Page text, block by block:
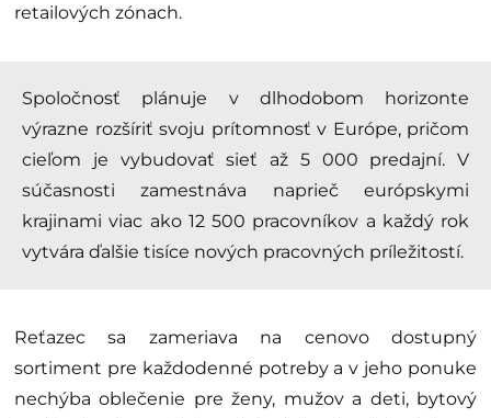
retailových zónach.
Spoločnosť plánuje v dlhodobom horizonte
výrazne rozšíriť svoju prítomnosť v Európe, pričom
cieľom je vybudovať sieť až 5 000 predajní. V
súčasnosti zamestnáva naprieč európskymi
krajinami viac ako 12 500 pracovníkov a každý rok
vytvára ďalšie tisíce nových pracovných príležitostí.
Reťazec sa zameriava na cenovo dostupný
sortiment pre každodenné potreby a v jeho ponuke
nechýba oblečenie pre ženy, mužov a deti, bytový